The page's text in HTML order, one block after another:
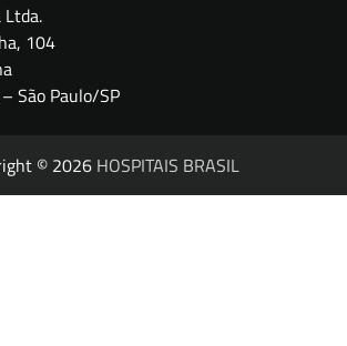
104
São Paulo/SP
© 2026 HOSPITAIS BRASIL